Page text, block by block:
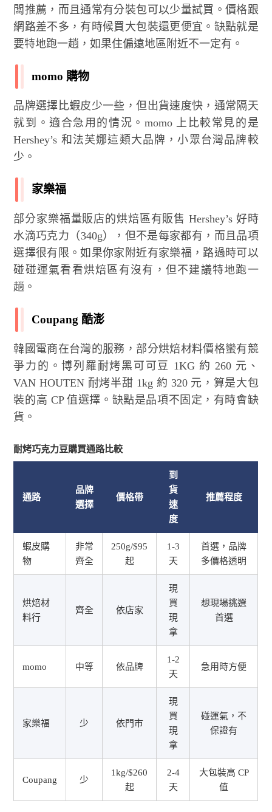
闆推薦，而且通常有分裝包可以少量試買。價格跟
網路差不多，有時候買大包裝還更便宜。缺點就是
要特地跑一趟，如果住偏遠地區附近不一定有。
momo 購物
品牌選擇比蝦皮少一些，但出貨速度快，通常隔天
就到。適合急用的情況。momo 上比較常見的是
Hershey’s 和法芙娜這類大品牌，小眾台灣品牌較
少。
家樂福
部分家樂福量販店的烘焙區有販售 Hershey’s 好時
水滴巧克力（340g），但不是每家都有，而且品項
選擇很有限。如果你家附近有家樂福，路過時可以
碰碰運氣看看烘焙區有沒有，但不建議特地跑一
趟。
Coupang 酷澎
韓國電商在台灣的服務，部分烘焙材料價格蠻有競
爭力的。博列羅耐烤黑可可豆 1KG 約 260 元、
VAN HOUTEN 耐烤半甜 1kg 約 320 元，算是大包
裝的高 CP 值選擇。缺點是品項不固定，有時會缺
貨。
耐烤巧克力豆購買通路比較
通路
品牌
選擇
價格帶
到
貨
速
度
推薦程度
蝦皮購
物
非常
齊全
250g/$95
起
1-3
天
首選，品牌
多價格透明
烘焙材
料行
齊全 依店家
現
買
現
拿
想現場挑選
首選
momo 中等 依品牌
1-2
天
急用時方便
家樂福 少 依門市
現
買
現
拿
碰運氣，不
保證有
Coupang 少
1kg/$260
起
2-4
天
大包裝高 CP
值